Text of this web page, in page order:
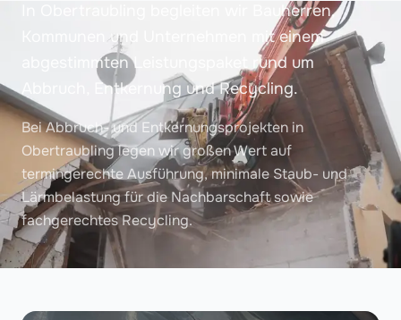
In Obertraubling begleiten wir Bauherren,
Kommunen und Unternehmen mit einem
abgestimmten Leistungspaket rund um
Abbruch, Entkernung und Recycling.
Bei Abbruch- und Entkernungsprojekten in
Obertraubling legen wir großen Wert auf
termingerechte Ausführung, minimale Staub- und
Lärmbelastung für die Nachbarschaft sowie
fachgerechtes Recycling.